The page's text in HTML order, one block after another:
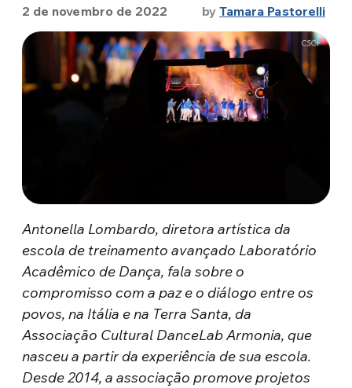
2 de novembro de 2022 byTamara Pastorelli
Antonella Lombardo, diretora artística da
escola de treinamento avançado Laboratório
Acadêmico de Dança, fala sobre o
compromisso com a paz e o diálogo entre os
povos, na Itália e na Terra Santa, da
Associação Cultural DanceLab Armonia, que
nasceu a partir da experiência de sua escola.
Desde 2014, a associação promove projetos